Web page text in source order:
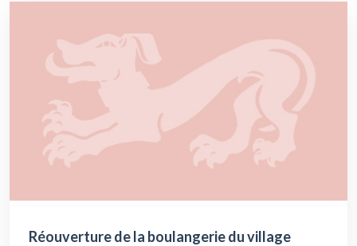
Réouverture de la boulangerie du village